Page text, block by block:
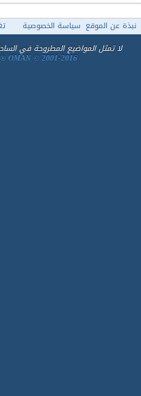
نبذة عن الموقع سياسة الخصوصية
لا تمثل المواضيع المطروحة في
OMAN © 2001-2016